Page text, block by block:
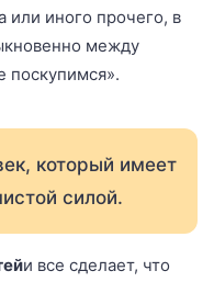
или иного прочего, в
между
который имеет
силой.
и все сделает, что